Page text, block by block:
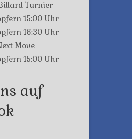
Turnier
15:00 Uhr
16:30 Uhr
Move
15:00 Uhr
auf